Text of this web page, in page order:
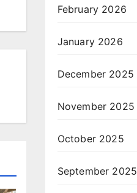
February 2026
January 2026
December 2025
November 2025
October 2025
September 2025